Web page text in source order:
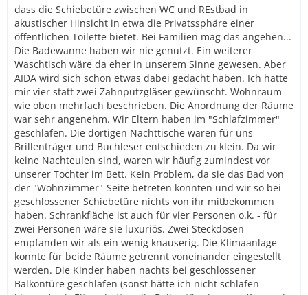
dass die Schiebetüre zwischen WC und REstbad in
akustischer Hinsicht in etwa die Privatssphäre einer
öffentlichen Toilette bietet. Bei Familien mag das angehen...
Die Badewanne haben wir nie genutzt. Ein weiterer
Waschtisch wäre da eher in unserem Sinne gewesen. Aber
AIDA wird sich schon etwas dabei gedacht haben. Ich hätte
mir vier statt zwei Zahnputzgläser gewünscht. Wohnraum
wie oben mehrfach beschrieben. Die Anordnung der Räume
war sehr angenehm. Wir Eltern haben im "Schlafzimmer"
geschlafen. Die dortigen Nachttische waren für uns
Brillenträger und Buchleser entschieden zu klein. Da wir
keine Nachteulen sind, waren wir häufig zumindest vor
unserer Tochter im Bett. Kein Problem, da sie das Bad von
der "Wohnzimmer"-Seite betreten konnten und wir so bei
geschlossener Schiebetüre nichts von ihr mitbekommen
haben. Schrankfläche ist auch für vier Personen o.k. - für
zwei Personen wäre sie luxuriös. Zwei Steckdosen
empfanden wir als ein wenig knauserig. Die Klimaanlage
konnte für beide Räume getrennt voneinander eingestellt
werden. Die Kinder haben nachts bei geschlossener
Balkontüre geschlafen (sonst hätte ich nicht schlafen